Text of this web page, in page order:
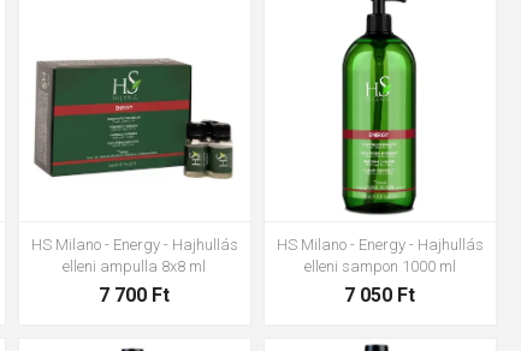
HS Milano - Energy - Hajhullás
elleni ampulla 8x8 ml
7 700 Ft
HS Milano - Energy - Hajhullás
elleni sampon 1000 ml
7 050 Ft